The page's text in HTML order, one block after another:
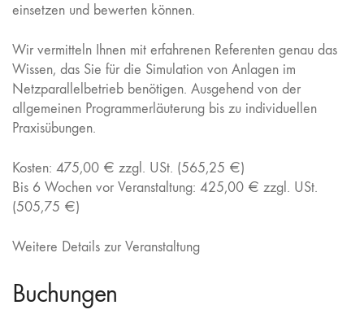
einsetzen und bewerten können.
Wir vermitteln Ihnen mit erfahrenen Referenten genau das
Wissen, das Sie für die Simulation von Anlagen im
Netzparallelbetrieb benötigen. Ausgehend von der
allgemeinen Programmerläuterung bis zu individuellen
Praxisübungen.
Kosten: 475,00 € zzgl. USt. (565,25 €)
Bis 6 Wochen vor Veranstaltung: 425,00 € zzgl. USt.
(505,75 €)
Weitere Details zur Veranstaltung
Buchungen